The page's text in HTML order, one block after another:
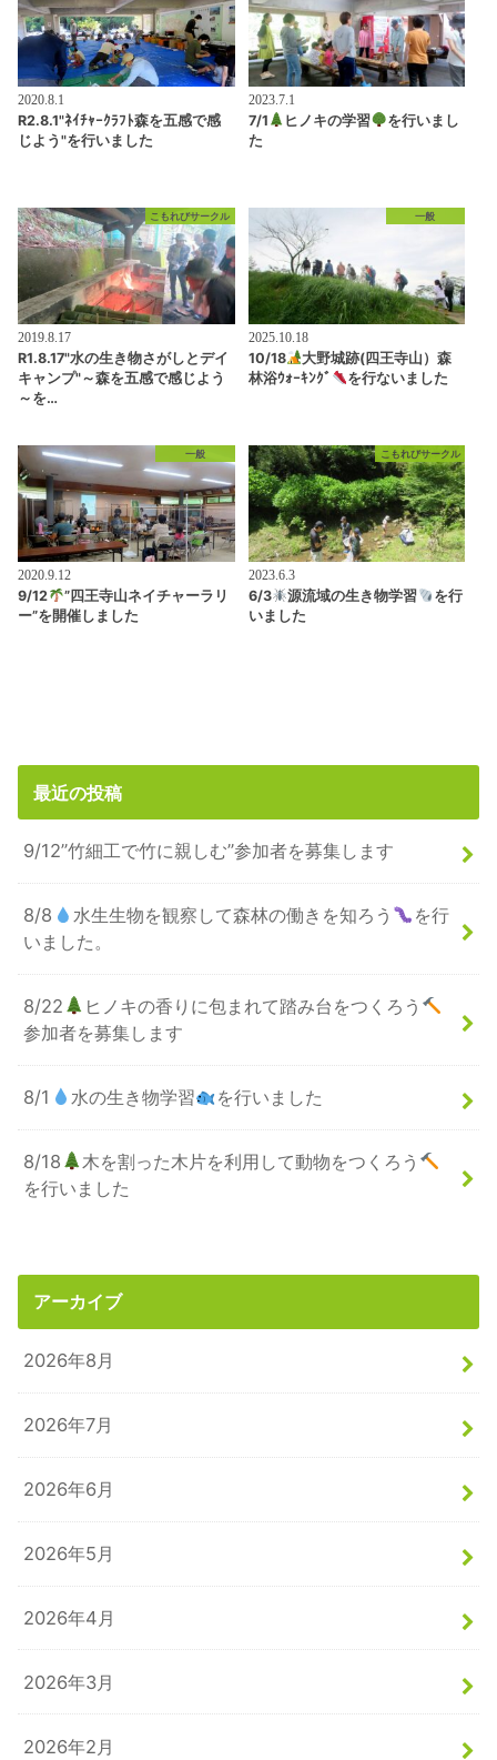
2020.8.1
R2.8.1"ﾈｲﾁｬｰｸﾗﾌﾄ森を五感で感
じよう"を行いました
2023.7.1
7/1 ヒノキの学習
を行いまし
た
こもれびサークル
2019.8.17
R1.8.17"水の生き物さがしとデイ
キャンプ"～森を五感で感じよう
～を…
一般
2025.10.18
10/18
大野城跡(四王寺山）森
林浴ｳｫｰｷﾝｸﾞ
を行ないました
一般
2020.9.12
9/12
”四王寺山ネイチャーラリ
ー”を開催しました
こもれびサークル
2023.6.3
6/3 源流域の生き物学習
を行
いました
最近の投稿
9/12”竹細工で竹に親しむ”参加者を募集します
8/8 水生生物を観察して森林の働きを知ろう
を行
いました。
8/22
ヒノキの香りに包まれて踏み台をつくろう
参加者を募集します
8/1 水の生き物学習 を行いました
8/18
木を割った木片を利用して動物をつくろう
を行いました
アーカイブ
2026年8月
2026年7月
2026年6月
2026年5月
2026年4月
2026年3月
2026年2月